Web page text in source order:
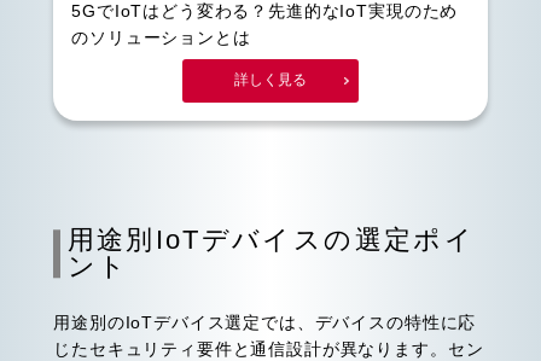
5GでIoTはどう変わる？先進的なIoT実現のため
のソリューションとは
詳しく見る
用途別IoTデバイスの選定ポイ
ント
用途別のIoTデバイス選定では、デバイスの特性に応
じたセキュリティ要件と通信設計が異なります。セン